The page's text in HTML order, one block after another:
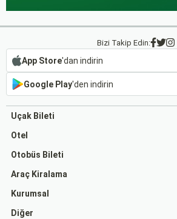
Bizi Takip Edin:
App Store'dan indirin
Google Play'den indirin
Uçak Bileti
Otel
Otobüs Bileti
Araç Kiralama
Kurumsal
Diğer